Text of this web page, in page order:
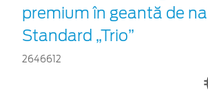
premium în geantă de
Standard „Trio”
2646612